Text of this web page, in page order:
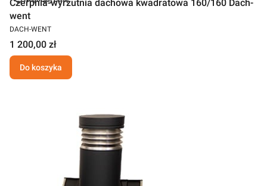
Czerpnia-wyrzutnia dachowa kwadratowa 160/160 Dach-
went
DACH-WENT
1 200,00 zł
Do koszyka